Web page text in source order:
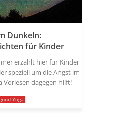
Dunkeln:
für Kinder
erzählt hier für Kinder
speziell um die Angst im
Vorlesen dagegen hilft!
Yoga